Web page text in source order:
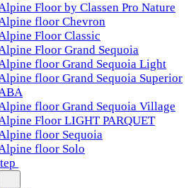
Floor by Classen Pro Nature
floor Chevron
Floor Classic
Floor Grand Sequoia
floor Grand Sequoia Light
floor Grand Sequoia Superior
floor Grand Sequoia Village
Floor LIGHT PARQUET
floor Sequoia
floor Solo